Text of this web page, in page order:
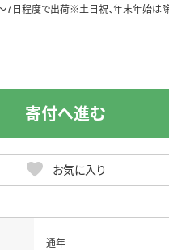
7日程度で出荷※土日祝、年末年始は
お気に入り
寄付へ進む
通年